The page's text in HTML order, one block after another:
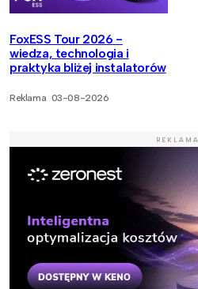
FoxESS Tour 2026 -
wiedza, technologia i
praktyka bliżej instalatorów
Reklama 03-08-2026
REKLAMA